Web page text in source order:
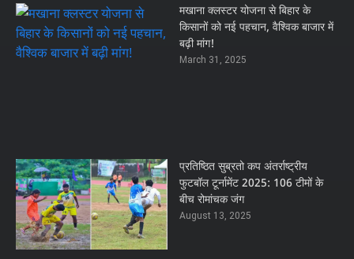
मखाना क्लस्टर योजना से बिहार के
किसानों को नई पहचान, वैश्विक बाजार में
बढ़ी मांग!
March 31, 2025
प्रतिष्ठित सुब्रतो कप अंतर्राष्ट्रीय
फुटबॉल टूर्नामेंट 2025: 106 टीमों के
बीच रोमांचक जंग
August 13, 2025